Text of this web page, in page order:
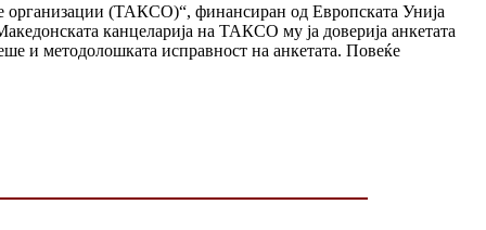
организации (ТАКСО)“, финансиран од Европската Унија
канцеларија на ТАКСО му ја доверија анкетата
и методолошката исправност на анкетата. Повеќе